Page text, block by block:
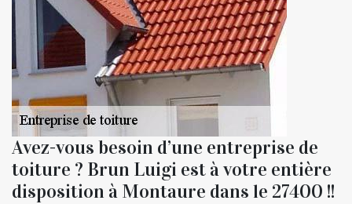
Avez-vous besoin d’une entreprise de
toiture ? Brun Luigi est à votre entière
disposition à Montaure dans le 27400 !!